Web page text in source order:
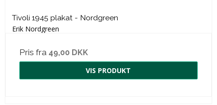
Tivoli 1945 plakat - Nordgreen
Erik Nordgreen
Pris fra 49,00 DKK
VIS PRODUKT